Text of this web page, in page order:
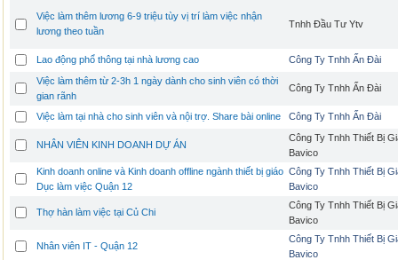
Việc làm thêm lương 6-9 triệu tùy vị trí làm việc nhận
lương theo tuần
Tnhh Đầu Tư Ytv
Lao động phổ thông tại nhà lương cao
Công Ty Tnhh Ấn Đài
Việc làm thêm từ 2-3h 1 ngày dành cho sinh viên có thời
gian rãnh
Công Ty Tnhh Ấn Đài
Việc làm tại nhà cho sinh viên và nội trợ. Share bài online Công Ty Tnhh Ấn Đài
NHÂN VIÊN KINH DOANH DỰ ÁN
Công Ty Tnhh Thiết Bị
Bavico
Kinh doanh online và Kinh doanh offline ngành thiết bị giáo
Dục làm việc Quận 12
Công Ty Tnhh Thiết Bị
Bavico
Thợ hàn làm việc tại Củ Chi
Công Ty Tnhh Thiết Bị
Bavico
Nhân viên IT - Quận 12
Công Ty Tnhh Thiết Bị
Bavico